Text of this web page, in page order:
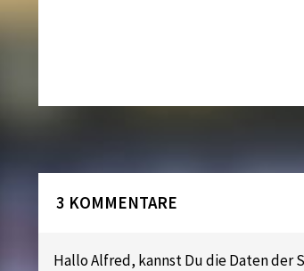
3 KOMMENTARE
Hallo Alfred, kannst Du die Daten der